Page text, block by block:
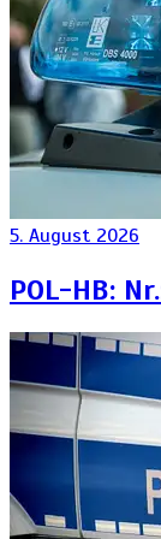
5. August 2026
POL-HB: